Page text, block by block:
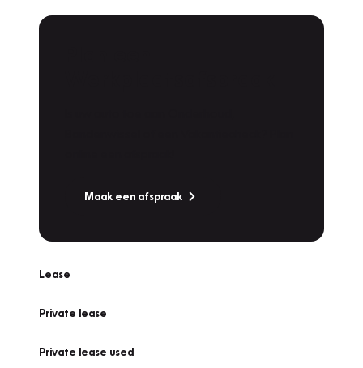
Maak een afspraak
Lease
Private lease
Private lease used